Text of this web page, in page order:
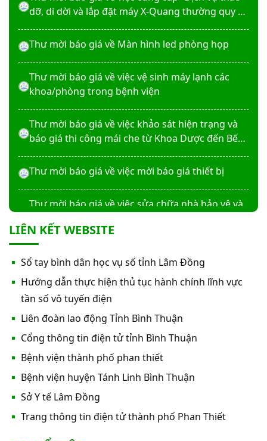
dỡ, di dời và lắp đặt máy X-Quang thường quy và
Thư mời báo giá về Màn hình led phòng họp
Thư mời báo giá về việc vệ sinh máy lạnh các
khoa/phòng trong bệnh viện
Thư mời báo giá về việc khảo sát hiện trạng và
báo giá thi công mái che từ Khoa Dược đến Bếp
Thư mời báo giá về việc mời báo giá thiết bị
Thư mời báo giá về việc sửa chữa nhà bảo vệ và
phẵng
Thư mời báo giá về việc In bìa hồ sơ bệnh án, Sổ
y bạ năm 2026
Thư mời báo giá về việc cung cấp dịch vụ “Bảo
hiểm cháy, nổ bắt buộc năm 2026"
Thư mời báo giá về việc cung cấp hàng hóa
“Bóng đèn đo quang phổ máy xét nghiệm sinh
hóa Erba XL-200 (LAMP-ASSY)
LIÊN KẾT WEBSITE
Sổ tay bình dân học vụ số tỉnh Lâm Đồng
Hướng dẫn thực hiện thủ tục hành chính lĩnh vực
tần số vô tuyến điện
Liên đoàn lao động Tỉnh Bình Thuận
Cổng thông tin điện tử tỉnh Bình Thuận
Bệnh viện thành phố phan thiết
Bệnh viện huyện Tánh Linh Bình Thuận
Sở Y tế Lâm Đồng
Trang thông tin điện tử thành phố Phan Thiết